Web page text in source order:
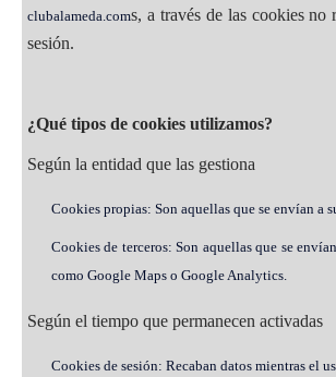
clubalameda.coms, a través de las cookies no
sesión.
¿Qué tipos de cookies utilizamos?
Según la entidad que las gestiona
Cookies propias: Son aquellas que se envían a
Cookies de terceros: Son aquellas que se
como Google Maps o Google Analytics.
Según el tiempo que permanecen activadas
Cookies de sesión: Recaban datos mientras el